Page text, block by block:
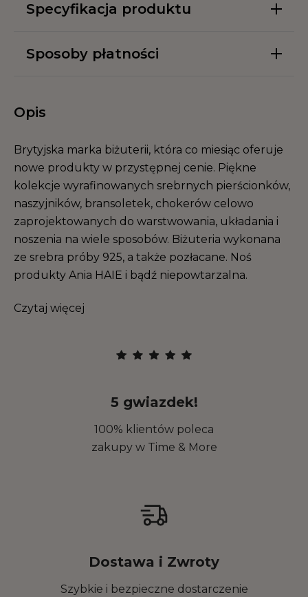
Specyfikacja produktu
Sposoby płatności
Opis
Brytyjska marka biżuterii, która co miesiąc oferuje
nowe produkty w przystępnej cenie. Piękne
kolekcje wyrafinowanych srebrnych pierścionków,
naszyjników, bransoletek, chokerów celowo
zaprojektowanych do warstwowania, układania i
noszenia na wiele sposobów. Biżuteria wykonana
ze srebra próby 925, a także pozłacane. Noś
produkty Ania HAIE i bądź niepowtarzalna.
Czytaj więcej
5 gwiazdek!
100% klientów poleca
zakupy w Time & More
Dostawa i Zwroty
Szybkie i bezpieczne dostarczenie